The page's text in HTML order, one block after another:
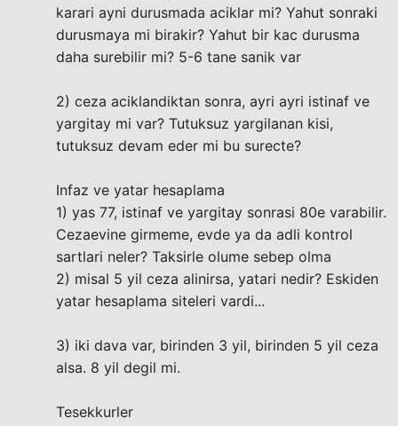
karari ayni durusmada aciklar mi? Yahut sonraki
durusmaya mi birakir? Yahut bir kac durusma
daha surebilir mi? 5-6 tane sanik var
2) ceza aciklandiktan sonra, ayri ayri istinaf ve
yargitay mi var? Tutuksuz yargilanan kisi,
tutuksuz devam eder mi bu surecte?
Infaz ve yatar hesaplama
1) yas 77, istinaf ve yargitay sonrasi 80e varabilir.
Cezaevine girmeme, evde ya da adli kontrol
sartlari neler? Taksirle olume sebep olma
2) misal 5 yil ceza alinirsa, yatari nedir? Eskiden
yatar hesaplama siteleri vardi...
3) iki dava var, birinden 3 yil, birinden 5 yil ceza
alsa. 8 yil degil mi.
Tesekkurler